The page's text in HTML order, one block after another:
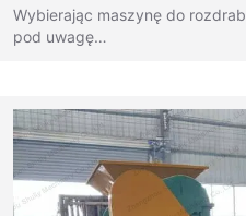
Wybierając maszynę do
pod uwagę…